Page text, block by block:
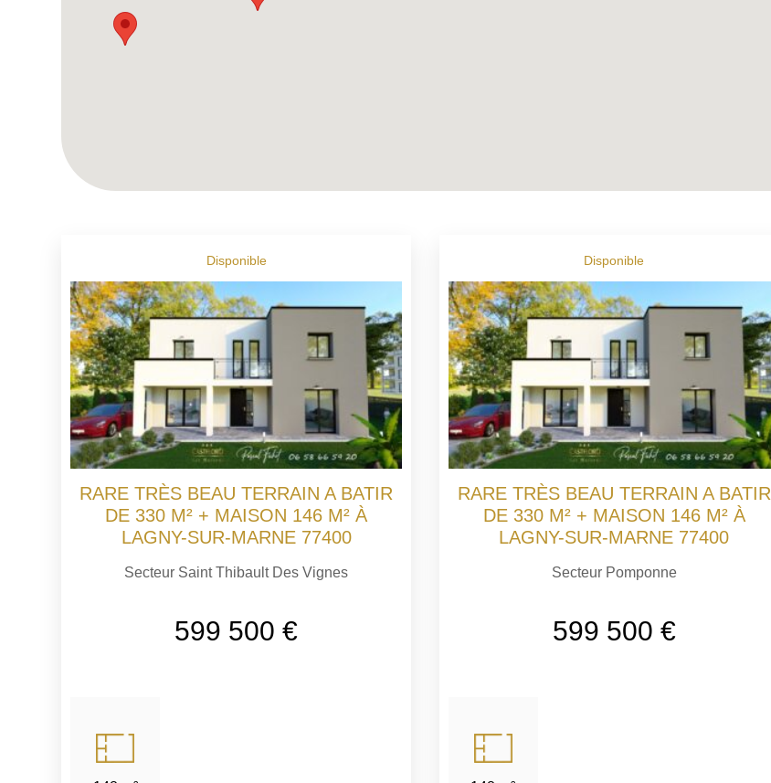
Disponible
RARE TRÈS BEAU TERRAIN A BATIR
DE 330 M² + MAISON 146 M² À
LAGNY-SUR-MARNE 77400
Secteur Saint Thibault Des Vignes
599 500 €
Disponible
RARE TRÈS BEAU TERRAIN A BATIR
DE 330 M² + MAISON 146 M² À
LAGNY-SUR-MARNE 77400
Secteur Pomponne
599 500 €